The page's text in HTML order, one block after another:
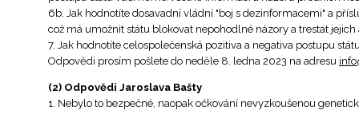
6b. Jak hodnotíte dosavadní vládní "boj s dezinformacemi" a
což má umožnit státu blokovat nepohodlné názory a trestat jejich
7. Jak hodnotíte celospolečenská pozitiva a negativa postupu
Odpovědi prosím pošlete do neděle 8. ledna 2023 na adresu
(2) Odpovědi Jaroslava Bašty
1. Nebylo to bezpečné, naopak očkování nevyzkoušenou